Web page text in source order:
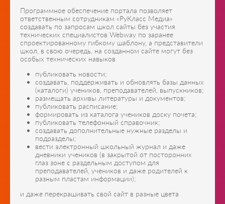
Программное обеспечение портала позволяет
ответственным сотрудникам «РуКласс Медиа»
создавать по запросам школ сайты без участия
технических специалистов Webway по заранее
спроектированному гибкому шаблону, а представители
школ, в свою очередь, на созданном сайте могут без
особых технических навыков
публиковать новости;
создавать, поддерживать и обновлять базы данных
(каталоги) учеников, преподавателей, выпускников;
размещать архивы литературы и документов;
публиковать расписание;
формировать из каталога учеников доску почета;
публиковать телефонный справочник;
создавать дополнительные нужные разделы и
подразделы;
вести электронный школьный журнал и даже
дневники учеников (в закрытой от посторонних
глаз зоне с раздельным доступом для
преподавателей, учеников и даже родителей к
разным пластам информации);
и даже перекрашивать свой сайт в разные цвета